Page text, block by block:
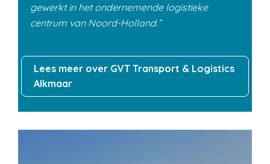
gewerkt in het ondernemende logistieke
centrum van Noord-Holland.
Lees meer over GVT Transport & Logistics
Alkmaar